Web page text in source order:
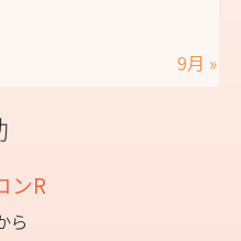
9月 »
ンR
ら